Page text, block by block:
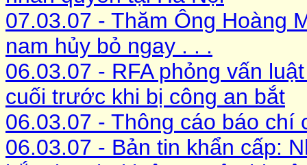
07.03.07 - Thăm Ông Hoàng
nam hủy bỏ ngay . . .
06.03.07 - RFA phỏng vấn
cuối trước khi bị công an bắt
06.03.07 - Thông cáo báo chí
06.03.07 - Bản tin khẩn cấp: